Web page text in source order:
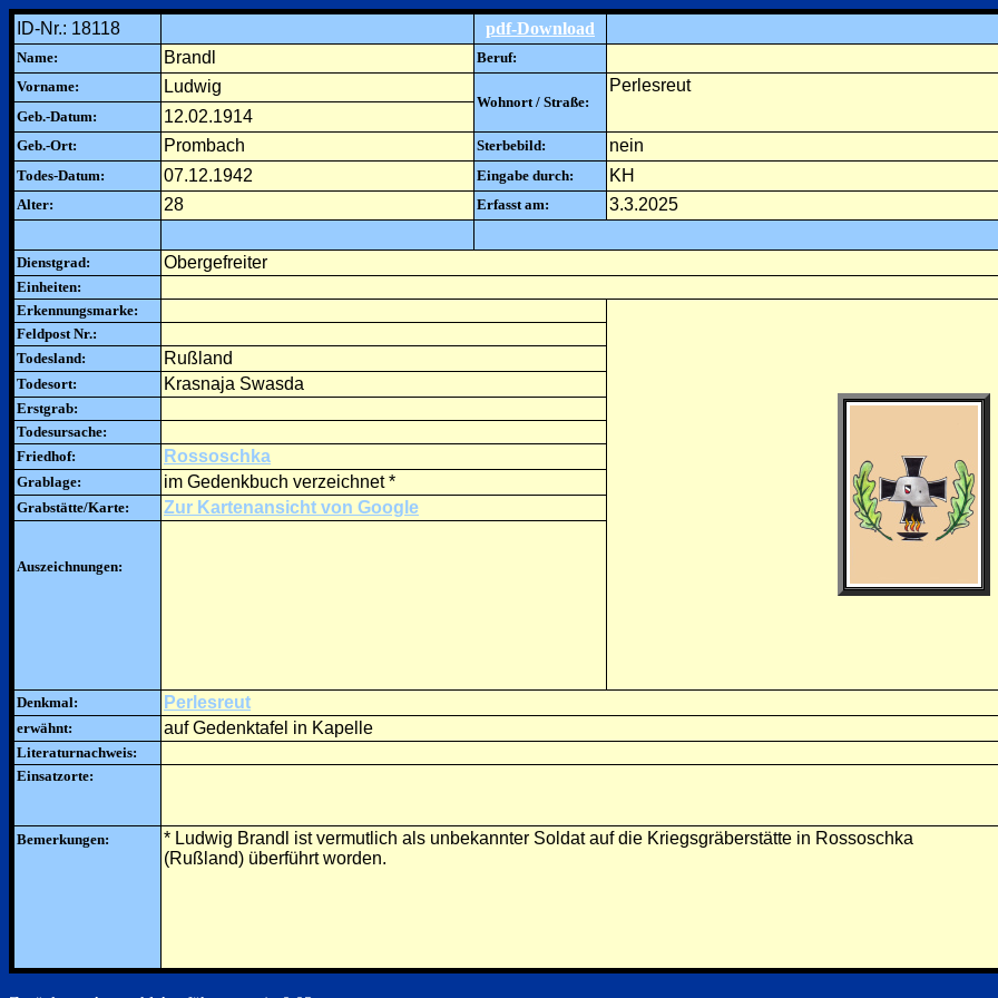
ID-Nr.: 18118 pdf-Download
Name: Brandl
Beruf:
Vorname:
Ludwig
Wohnort / Straße:
Perlesreut
Geb.-Datum: 12.02.1914
Geb.-Ort: Prombach Sterbebild: nein
Todes-Datum: 07.12.1942 Eingabe durch: KH
Alter: 28 Erfasst am: 3.3.2025
Dienstgrad: Obergefreiter
Einheiten:
Erkennungsmarke:
Feldpost Nr.:
Todesland:
Rußland
Todesort: Krasnaja Swasda
Erstgrab:
Todesursache:
Friedhof:
Rossoschka
Grablage: im Gedenkbuch verzeichnet *
Grabstätte/Karte: Zur Kartenansicht von Google
Auszeichnungen:
Denkmal: Perlesreut
erwähnt: auf Gedenktafel in Kapelle
Literaturnachweis:
Einsatzorte:
Bemerkungen:
* Ludwig Brandl ist vermutlich als unbekannter Soldat auf die Kriegsgräberstätte in Rossoschka
(Rußland) überführt worden.